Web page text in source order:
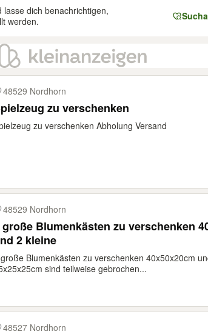
dich benachrichtigen,
werden.
48529 Nordhorn
zu verschenken
zu verschenken Abholung Versand
48529 Nordhorn
große Blumenkästen zu verschenken
2 kleine
Blumenkästen zu verschenken 40x50x20cm
sind teilweise gebrochen...
48527 Nordhorn